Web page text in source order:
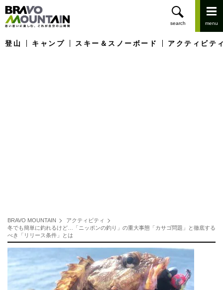
登山 キャンプ スキー＆スノーボード アクティビテ
BRAVO MOUNTAIN
アクティビティ
冬でも簡単に釣れるけど…「ニッポンの釣り」の重大事態「カサゴ問題」と徹底する
べき「リリース条件」とは